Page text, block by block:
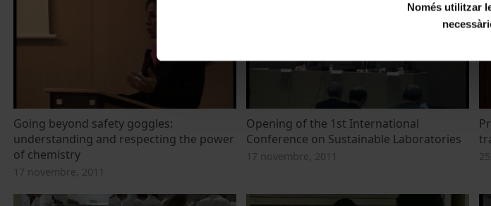
Només utilitzar
Going beyond safety goggles:
understanding and respecting the power
of chemistry
17 novembre, 2011
Opening of the 1st International
Conference on Sustainable Laboratories
17 novembre, 2011